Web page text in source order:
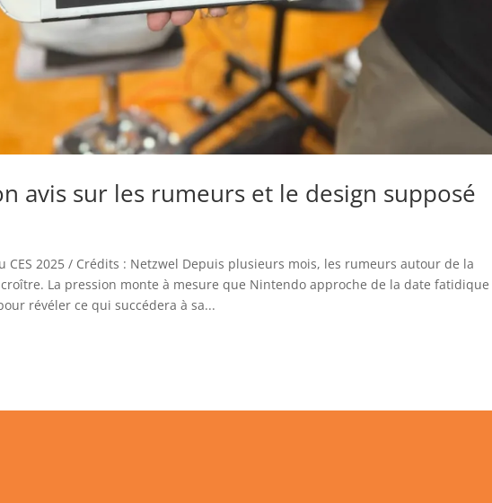
avis sur les rumeurs et le design supposé
CES 2025 / Crédits : Netzwel Depuis plusieurs mois, les rumeurs autour de la
La pression monte à mesure que Nintendo approche de la date fatidique
révéler ce qui succédera à sa...